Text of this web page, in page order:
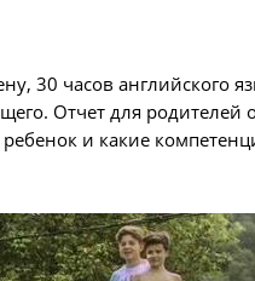
30 часов английского
Отчет для родителей
и какие